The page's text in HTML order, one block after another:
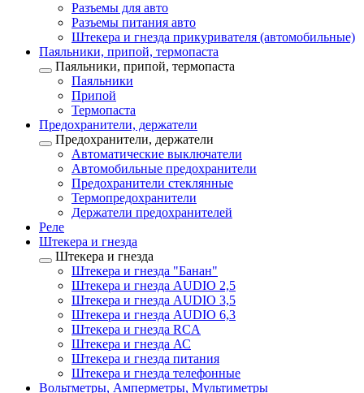
Разъемы для авто
Разъемы питания авто
Штекера и гнезда прикуривателя (автомобильные)
Паяльники, припой, термопаста
Паяльники, припой, термопаста
Паяльники
Припой
Термопаста
Предохранители, держатели
Предохранители, держатели
Автоматические выключатели
Автомобильные предохранители
Предохранители стеклянные
Термопредохранители
Держатели предохранителей
Реле
Штекера и гнезда
Штекера и гнезда
Штекера и гнезда "Банан"
Штекера и гнезда AUDIO 2,5
Штекера и гнезда AUDIO 3,5
Штекера и гнезда AUDIO 6,3
Штекера и гнезда RCA
Штекера и гнезда АС
Штекера и гнезда питания
Штекера и гнезда телефонные
Вольтметры, Амперметры, Мультиметры